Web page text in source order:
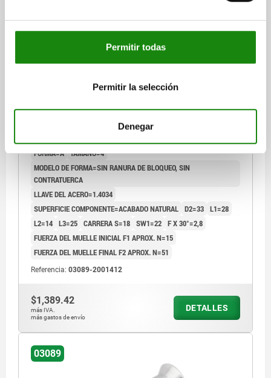
Permitir todas
Permitir la selección
Denegar
PERNO DE BLOQUEO TA.4 D1=M20X1,5, D=12,
INOXIDABLE 1.4305 ACABADO NATURAL
FORMA=A TAMAÑO=4
MODELO DE FORMA=SIN RANURA DE BLOQUEO, SIN
CONTRATUERCA
LLAVE DEL ACERO=1.4034
SUPERFICIE COMPONENTE=ACABADO NATURAL D2=33 L1=28
L2=14 L3=25 CARRERA S=18 SW1=22 F X 30°=2,8
FUERZA DEL MUELLE INICIAL F1 APROX. N=15
FUERZA DEL MUELLE FINAL F2 APROX. N=51
Referencia: 03089-2001412
$1,389.42
más IVA.
más gastos de envío
DETALLES
03089